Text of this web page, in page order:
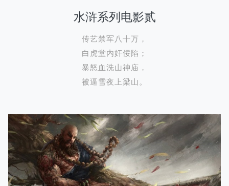
水浒系列电影贰
传艺禁军八十万，
白虎堂内奸佞陷；
暴怒血洗山神庙，
被逼雪夜上梁山。